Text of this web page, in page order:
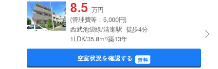
8.5 万円
(管理費等：5,000円)
西武池袋線/清瀬駅 徒歩4分
1LDK/35.8m²/築13年
空室状況を確認する 無料